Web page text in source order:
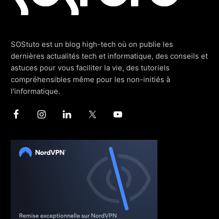
SOStuto est un blog high-tech où on publie les
dernières actualités tech et informatique, des conseils et
astuces pour vous faciliter la vie, des tutoriels
compréhensibles même pour les non-initiés à
l'informatique.